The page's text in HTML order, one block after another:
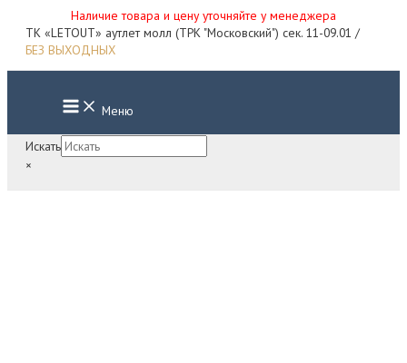
Наличие товара и цену уточняйте у менеджера
Перейти
ТК «LETOUT» аутлет молл (ТРК "Московский") сек. 11-09.01 /
БЕЗ ВЫХОДНЫХ
Main
Menu Меню
Искать
×